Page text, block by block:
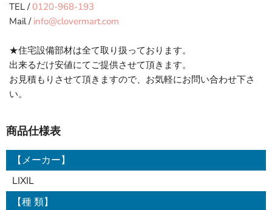
TEL /0120-968-193
Mail / info@clovermart.com
★住宅設備部材は全て取り扱っております。
出来るだけ安値にてご提供させて頂きます。
お見積もりさせて頂きますので、お気軽にお問い合わせ下さ
い。
商品仕様表
【メーカー】
LIXIL
【種 類】